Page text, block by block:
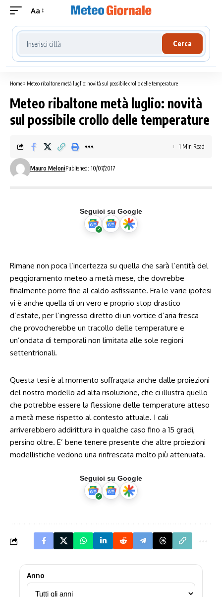
Aa
Cerca località meteo
Cerca
Home» Meteo ribaltone metà luglio: novità sul possibile crollo delle temperature
Meteo ribaltone metà luglio: novità
sul possibile crollo delle temperature
Mauro MeloniPublished: 10/07/2017
1 Min Read
Seguici su Google
Rimane non poca l’incertezza su quella che sarà l’entità del
peggioramento meteo a metà mese, che dovrebbe
finalmente porre fine al caldo asfissiante. Fra le varie ipotesi
vi è anche quella di un vero e proprio stop drastico
d’estate, per l’ingresso diretto di un vortice d’aria fresca
che provocherebbe un tracollo delle temperature e
un’ondata di temporali non limitata alle sole regioni
settentrionali.
Questa tesi è al momento suffragata anche dalle proiezioni
del nostro modello ad alta risoluzione, che ci illustra quello
che potrebbe essere la flessione delle temperature atteso
a metà mese rispetto al contesto attuale. I cali
arriverebbero addirittura in qualche caso fino a 15 gradi,
persino oltre. E’ bene tenere presente che altre proiezioni
modellistiche vedono una rinfrescata molto più attenuata.
Seguici su Google
Anno